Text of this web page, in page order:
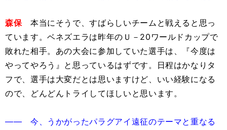
森保本当にそうで、すばらしいチームと戦えると思っ
ています。ベネズエラは昨年のＵ－20ワールドカップで
敗れた相手。あの大会に参加していた選手は、『今度は
やってやろう』と思っているはずです。日程はかなりタ
フで、選手は大変だとは思いますけど、いい経験になる
ので、どんどんトライしてほしいと思います。
―― 今、うかがったパラグアイ遠征のテーマと重なる